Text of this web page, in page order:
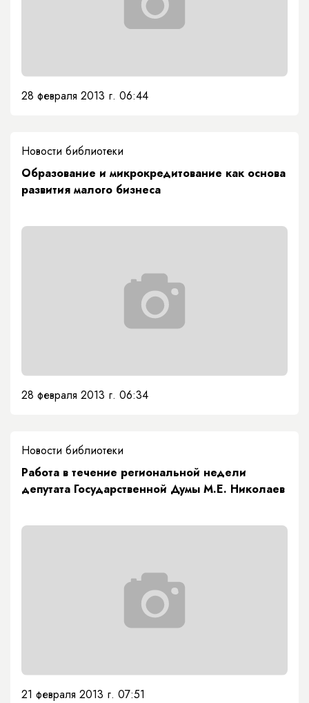
28 февраля 2013 г. 06:44
Новости библиотеки
Образование и микрокредитование как основа
развития малого бизнеса
28 февраля 2013 г. 06:34
Новости библиотеки
Работа в течение региональной недели
депутата Государственной Думы М.Е. Николаев
21 февраля 2013 г. 07:51